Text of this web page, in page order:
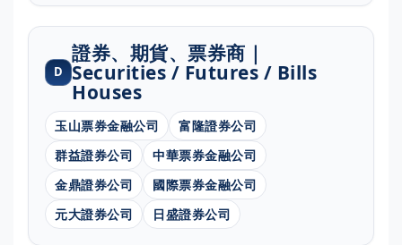
D
證券、期貨、票券商｜
Securities / Futures / Bills
Houses
玉山票券金融公司
富隆證券公司
群益證券公司
中華票券金融公司
金鼎證券公司
國際票券金融公司
元大證券公司
日盛證券公司